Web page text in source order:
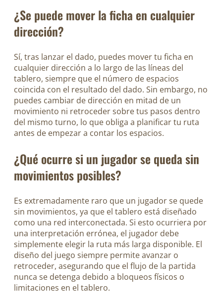
¿Se puede mover la ficha en cualquier
dirección?
Sí, tras lanzar el dado, puedes mover tu ficha en
cualquier dirección a lo largo de las líneas del
tablero, siempre que el número de espacios
coincida con el resultado del dado. Sin embargo, no
puedes cambiar de dirección en mitad de un
movimiento ni retroceder sobre tus pasos dentro
del mismo turno, lo que obliga a planificar tu ruta
antes de empezar a contar los espacios.
¿Qué ocurre si un jugador se queda sin
movimientos posibles?
Es extremadamente raro que un jugador se quede
sin movimientos, ya que el tablero está diseñado
como una red interconectada. Si esto ocurriera por
una interpretación errónea, el jugador debe
simplemente elegir la ruta más larga disponible. El
diseño del juego siempre permite avanzar o
retroceder, asegurando que el flujo de la partida
nunca se detenga debido a bloqueos físicos o
limitaciones en el tablero.